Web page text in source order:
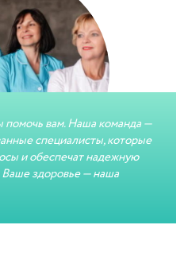
помочь вам. Наша команда —
специалисты, которые
и обеспечат надежную
здоровье — наша